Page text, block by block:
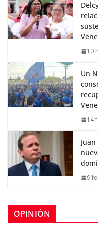
10
Un
14
9
OPINIÓN